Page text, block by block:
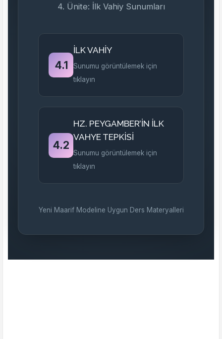
4. Ünite: İlk Vahiy Sunumları
4.1
İLK VAHİY
Sunumu görüntülemek için
tıklayın
4.2
HZ. PEYGAMBER’İN İLK
VAHYE TEPKİSİ
Sunumu görüntülemek için
tıklayın
Yeni Maarif Modeline Uygun Ders Materyalleri